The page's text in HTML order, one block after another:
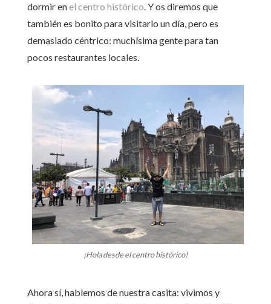
dormir enel centro histórico. Y os diremos que
también es bonito para visitarlo un día, pero es
demasiado céntrico: muchísima gente para tan
pocos restaurantes locales.
¡Hola desde el centro histórico!
Ahora sí, hablemos de nuestra casita: vivimos y